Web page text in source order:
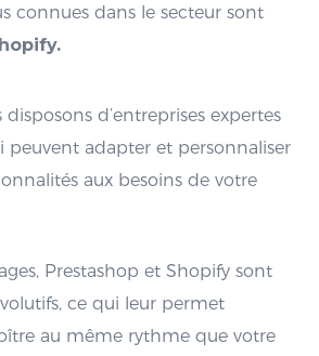
connues dans le secteur sont
disposons d’entreprises expertes
peuvent adapter et personnaliser
aux besoins de votre
Prestashop et Shopify sont
ce qui leur permet
au même rythme que votre